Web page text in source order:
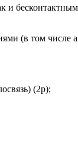
(в том числе
(2p);